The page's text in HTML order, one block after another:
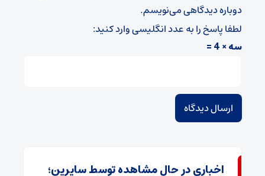
دوباره دیدگاهی می‌نویسم.
لطفا پاسخ را به عدد انگلیسی وارد کنید:
سه × 4 =
اخباری در حال مشاهده توسط سایرین؛